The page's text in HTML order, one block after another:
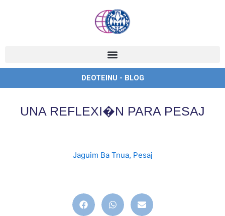
DEOTEINU - BLOG
UNA REFLEXI�N PARA PESAJ
Jaguim Ba Tnua, Pesaj